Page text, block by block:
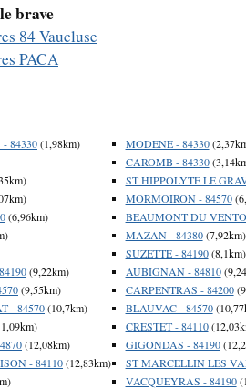
brave
84 Vaucluse
PACA
84330(1,98km)
(6,96km)
(9,22km)
(9,55km)
- 84570(10,7km)
(12,08km)
- 84110(12,83km)
MODENE - 84330
CAROMB - 84330
ST HIPPOLYTE LE
MORMOIRON - 84570
BEAUMONT DU
MAZAN - 84380(7,92km)
SUZETTE - 84190(8,1km)
AUBIGNAN - 84810
CARPENTRAS - 84200
BLAUVAC - 84570
CRESTET - 84110
GIGONDAS - 84190
ST MARCELLIN LES
VACQUEYRAS - 84190